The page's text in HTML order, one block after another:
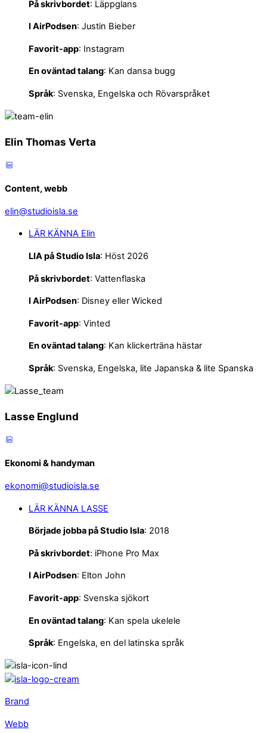
På skrivbordet: Läppglans
IAirPodsen: Justin Bieber
Favorit-app: Instagram
En oväntad talang: Kan dansa bugg
Språk: Svenska, Engelska och Rövarspråket
Elin Thomas Verta
Content, webb
elin@studioisla.se
LÄR KÄNNA Elin
LIA på Studio Isla: Höst 2026
På skrivbordet: Vattenflaska
IAirPodsen: Disney eller Wicked
Favorit-app: Vinted
En oväntad talang: Kan klickerträna hästar
Språk: Svenska, Engelska, lite Japanska & lite Spanska
Lasse Englund
Ekonomi & handyman
ekonomi@studioisla.se
LÄR KÄNNA LASSE
Började jobba på Studio Isla: 2018
På skrivbordet: iPhone Pro Max
I AirPodsen: Elton John
Favorit-app: Svenska sjökort
En oväntad talang: Kan spela ukelele
Språk: Engelska, en del latinska språk
Brand
Webb